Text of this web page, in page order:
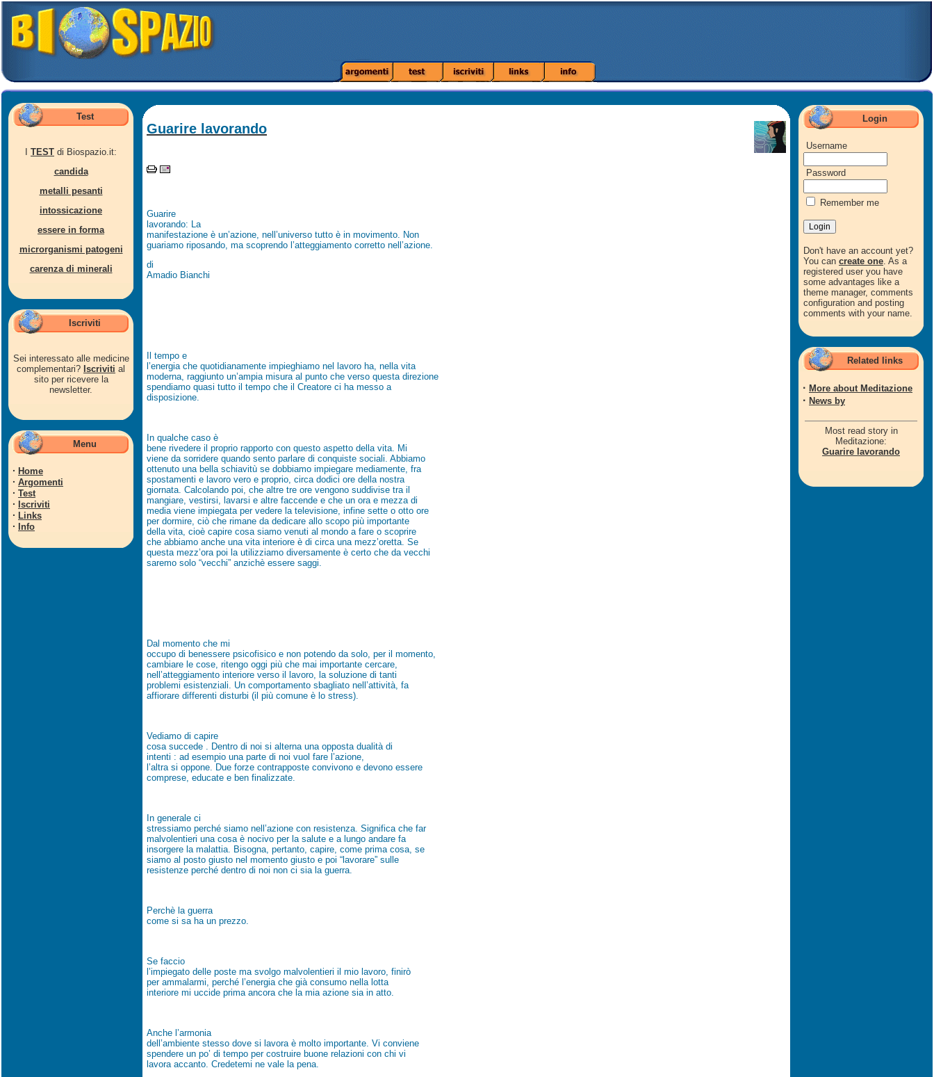
Test
TEST di Biospazio.it:
candida
metalli pesanti
intossicazione
essere in forma
microrganismi patogeni
carenza di minerali
Iscriviti
Sei interessato alle medicine
complementari? Iscriviti al
sito per ricevere la
newsletter.
Menu
· Home
· Argomenti
· Test
· Iscriviti
· Links
· Info
Guarire lavorando
Guarire
lavorando: La
manifestazione è un’azione, nell’universo tutto è in movimento. Non
guariamo riposando, ma scoprendo l’atteggiamento corretto nell’azione.
di
Amadio Bianchi
Il tempo e
l’energia che quotidianamente impieghiamo nel lavoro ha, nella vita
moderna, raggiunto un’ampia misura al punto che verso questa direzione
spendiamo quasi tutto il tempo che il Creatore ci ha messo a
disposizione.
In qualche caso è
bene rivedere il proprio rapporto con questo aspetto della vita. Mi
viene da sorridere quando sento parlare di conquiste sociali. Abbiamo
ottenuto una bella schiavitù se dobbiamo impiegare mediamente, fra
spostamenti e lavoro vero e proprio, circa dodici ore della nostra
giornata. Calcolando poi, che altre tre ore vengono suddivise tra il
mangiare, vestirsi, lavarsi e altre faccende e che un ora e mezza di
media viene impiegata per vedere la televisione, infine sette o otto ore
per dormire, ciò che rimane da dedicare allo scopo più importante
della vita, cioè capire cosa siamo venuti al mondo a fare o scoprire
che abbiamo anche una vita interiore è di circa una mezz’oretta. Se
questa mezz’ora poi la utilizziamo diversamente è certo che da vecchi
saremo solo “vecchi” anzichè essere saggi.
Dal momento che mi
occupo di benessere psicofisico e non potendo da solo, per il momento,
cambiare le cose, ritengo oggi più che mai importante cercare,
nell’atteggiamento interiore verso il lavoro, la soluzione di tanti
problemi esistenziali. Un comportamento sbagliato nell’attività, fa
affiorare differenti disturbi (il più comune è lo stress).
Vediamo di capire
cosa succede . Dentro di noi si alterna una opposta dualità di
intenti : ad esempio una parte di noi vuol fare l’azione,
l’altra si oppone. Due forze contrapposte convivono e devono essere
comprese, educate e ben finalizzate.
In generale ci
stressiamo perché siamo nell’azione con resistenza. Significa che far
malvolentieri una cosa è nocivo per la salute e a lungo andare fa
insorgere la malattia. Bisogna, pertanto, capire, come prima cosa, se
siamo al posto giusto nel momento giusto e poi “lavorare” sulle
resistenze perché dentro di noi non ci sia la guerra.
Perchè la guerra
come si sa ha un prezzo.
Se faccio
l’impiegato delle poste ma svolgo malvolentieri il mio lavoro, finirò
per ammalarmi, perché l’energia che già consumo nella lotta
interiore mi uccide prima ancora che la mia azione sia in atto.
Anche l’armonia
dell’ambiente stesso dove si lavora è molto importante. Vi conviene
spendere un po’ di tempo per costruire buone relazioni con chi vi
lavora accanto. Credetemi ne vale la pena.
Login
Username
Password
Remember me
Don't have an account yet?
You can create one. As a
registered user you have
some advantages like a
theme manager, comments
configuration and posting
comments with your name.
Related links
· More about Meditazione
· News by
Most read story in
Meditazione:
Guarire lavorando